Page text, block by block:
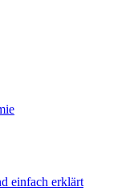
einfach erklärt